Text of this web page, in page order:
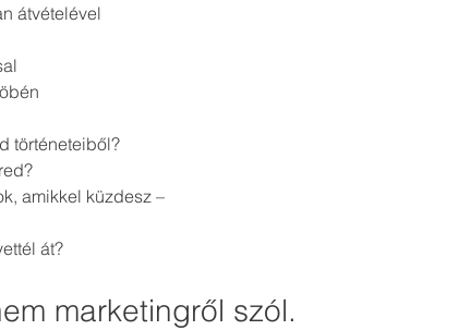
átvételével
történeteiből?
amikkel küzdesz –
át?
marketingről szól.